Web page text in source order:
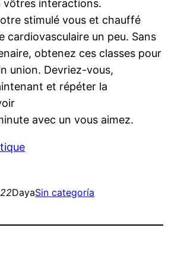
vôtres interactions.
stimulé vous et chauffé
cardiovasculaire un peu. Sans
obtenez ces classes pour
union. Devriez-vous,
et répéter la
avec un vous aimez.
DayaSin categoría